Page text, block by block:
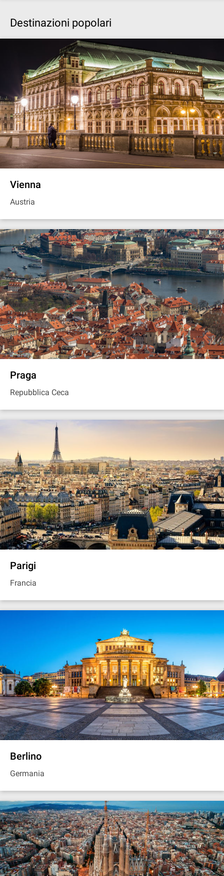
Destinazioni popolari
Vienna
Austria
Praga
Repubblica Ceca
Parigi
Francia
Berlino
Germania